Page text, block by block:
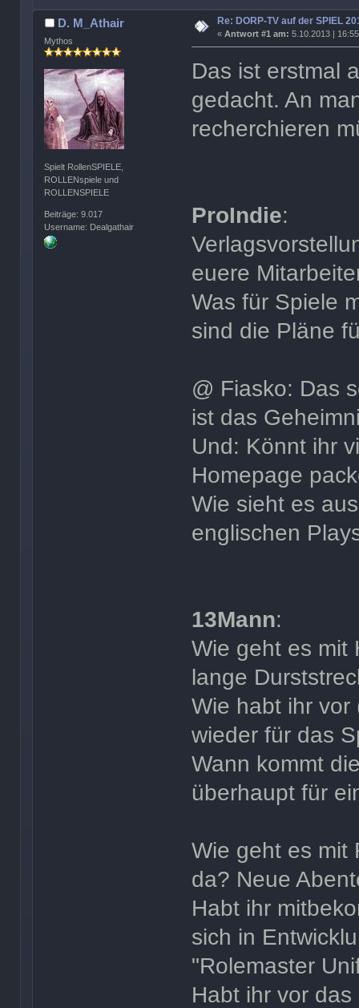
D. M_Athair
Mythos
Spielt RollenSPIELE,
ROLLENspiele und
ROLLENSPIELE
Beiträge: 9.017
Username: Dealgathair
Re: DORP-TV auf der SPIEL
«Antwort #1 am: 5.10.2013 |
Das ist erstmal
gedacht. An
recherchieren
ProIndie:
euere
Was für Spiele
sind die Pläne
@ Fiasko: Das
ist das
Und: Könnt ihr
Homepage
Wie sieht es
englischen
13Mann:
Wie geht es mit
lange
Wie habt ihr
wieder für das
Wann kommt
überhaupt für
Wie geht es mit
da? Neue
Habt ihr
sich in
"Rolemaster
Habt ihr vor